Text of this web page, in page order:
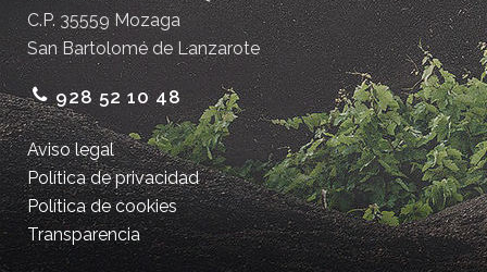
C.P. 35559 Mozaga
San Bartolomé de Lanzarote
928 52 10 48
Aviso legal
Política de privacidad
Política de cookies
Transparencia